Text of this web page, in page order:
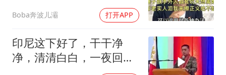
Boba奔波儿灞 打开APP
印尼这下好了，干干净
净，清清白白，一夜回到